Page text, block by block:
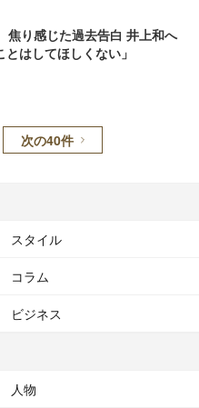
焦り感じた過去告白 井上和へ
はしてほしくない」
次の40件
スタイル
コラム
ビジネス
人物